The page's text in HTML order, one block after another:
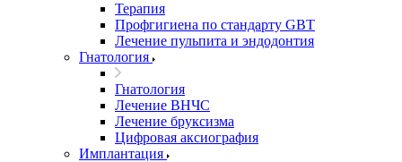
Терапия
Профгигиена по стандарту GBT
Лечение пульпита и эндодонтия
Гнатология
Гнатология
Лечение ВНЧС
Лечение бруксизма
Цифровая аксиография
Имплантация